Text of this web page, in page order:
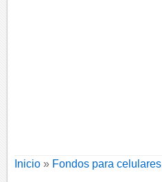
Inicio » Fondos para celulares